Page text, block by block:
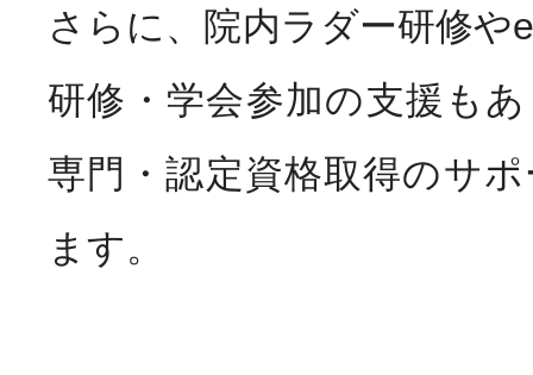
さらに、院内ラダー研修や
研修・学会参加の支援も
専門・認定資格取得のサ
ます。